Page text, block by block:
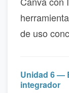
de uso
Unidad 6 —
integrador